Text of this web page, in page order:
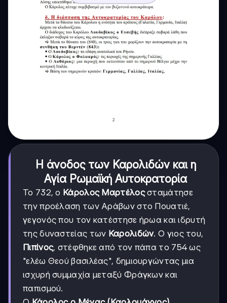
Η άνοδος των Καρολιδών και η
Αγία Ρωμαϊκή Αυτοκρατορία
Το 732, ο Κάρολος Μαρτέλοςσταμάτησε
την προέλαση των Αράβων στο Πουατιέ,
γεγονός που τον κατέστησε ήρωα και ιδρυτή
της δυναστείας των Καρολιδών. Ο γιος του,
Πιπίνος, στέφθηκε από τον πάπα το 754 ως
"ελέω Θεού βασιλέας", δημιουργώντας μια
ισχυρή συμμαχία μεταξύ Φράγκων και
παπισμού.